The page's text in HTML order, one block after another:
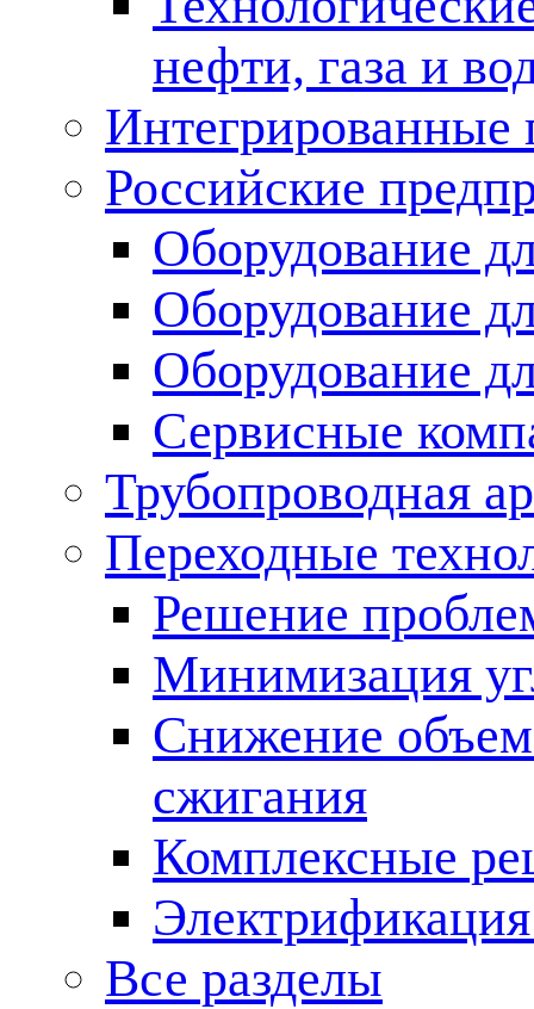
нефти, газа и
Российские
Оборудование
Оборудование
Оборудование
Сервисные
Трубопроводная
Переходные
Решение
Минимизация
Снижение
сжигания
Комплексные
Все разделы